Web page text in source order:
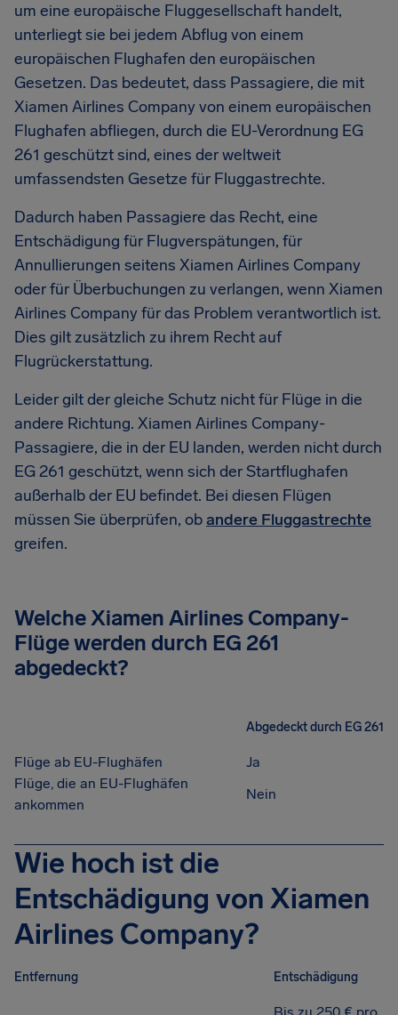
um eine europäische Fluggesellschaft handelt,
unterliegt sie bei jedem Abflug von einem
europäischen Flughafen den europäischen
Gesetzen. Das bedeutet, dass Passagiere, die mit
Xiamen Airlines Company von einem europäischen
Flughafen abfliegen, durch die EU-Verordnung EG
261 geschützt sind, eines der weltweit
umfassendsten Gesetze für Fluggastrechte.
Dadurch haben Passagiere das Recht, eine
Entschädigung für Flugverspätungen, für
Annullierungen seitens Xiamen Airlines Company
oder für Überbuchungen zu verlangen, wenn Xiamen
Airlines Company für das Problem verantwortlich ist.
Dies gilt zusätzlich zu ihrem Recht auf
Flugrückerstattung.
Leider gilt der gleiche Schutz nicht für Flüge in die
andere Richtung. Xiamen Airlines Company-
Passagiere, die in der EU landen, werden nicht durch
EG 261 geschützt, wenn sich der Startflughafen
außerhalb der EU befindet. Bei diesen Flügen
müssen Sie überprüfen, obandere Fluggastrechte
greifen.
Welche Xiamen Airlines Company-
Flüge werden durch EG 261
abgedeckt?
Abgedeckt durch EG 261
Flüge ab EU-Flughäfen
Ja
Flüge, die an EU-Flughäfen
ankommen
Nein
Wie hoch ist die
Entschädigung von Xiamen
Airlines Company?
Entfernung Entschädigung